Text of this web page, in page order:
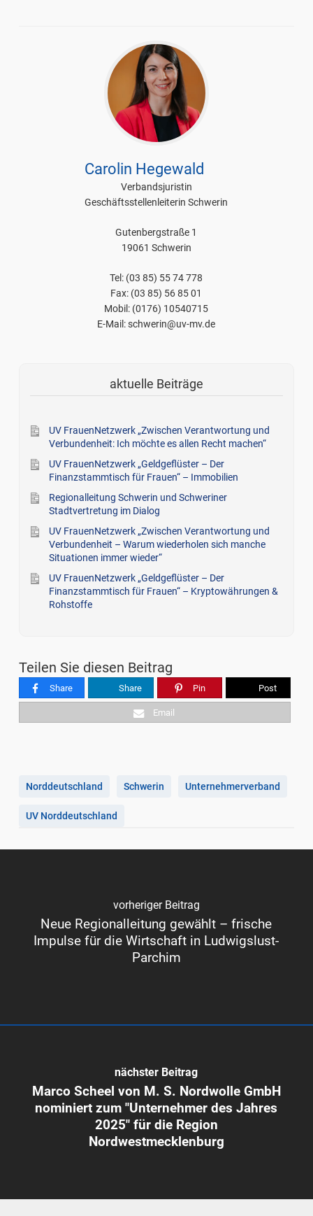
Carolin Hegewald
Verbandsjuristin
Geschäftsstellenleiterin Schwerin
Gutenbergstraße 1
19061 Schwerin
Tel: (03 85) 55 74 778
Fax: (03 85) 56 85 01
Mobil: (0176) 10540715
E-Mail: schwerin@uv-mv.de
aktuelle Beiträge
UV FrauenNetzwerk „Zwischen Verantwortung und
Verbundenheit: Ich möchte es allen Recht machen“
UV FrauenNetzwerk „Geldgeflüster – Der
Finanzstammtisch für Frauen“ – Immobilien
Regionalleitung Schwerin und Schweriner
Stadtvertretung im Dialog
UV FrauenNetzwerk „Zwischen Verantwortung und
Verbundenheit – Warum wiederholen sich manche
Situationen immer wieder“
UV FrauenNetzwerk „Geldgeflüster – Der
Finanzstammtisch für Frauen“ – Kryptowährungen &
Rohstoffe
Teilen Sie diesen Beitrag
Share Share Pin Post
Email
Norddeutschland Schwerin Unternehmerverband
UV Norddeutschland
vorheriger Beitrag
Neue Regionalleitung gewählt – frische
Impulse für die Wirtschaft in Ludwigslust-
Parchim
nächster Beitrag
Marco Scheel von M. S. Nordwolle GmbH
nominiert zum "Unternehmer des Jahres
2025" für die Region
Nordwestmecklenburg